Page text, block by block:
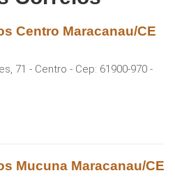
Centro Maracanau/CE
71 - Centro - Cep: 61900-970 -
Mucuna Maracanau/CE